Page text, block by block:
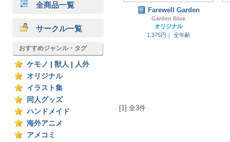
全商品一覧
サークル一覧
おすすめジャンル・タグ
ケモノ 獣人
人外
オリジナル
イラスト集
同人グッズ
ハンドメイド
海外アニメ
アメコミ
Farewell Garden
Garden Blue
オリジナル
1,375円｜
全年齢
[1] 全3件